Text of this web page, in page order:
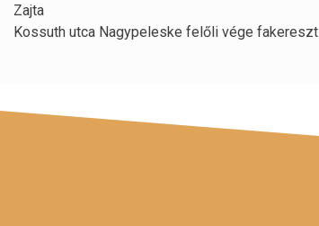
Zajta
Kossuth utca Nagypeleske felőli vége fakereszt